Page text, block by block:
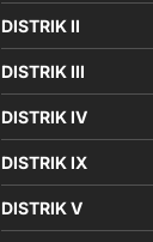
DISTRIK II
DISTRIK III
DISTRIK IV
DISTRIK IX
DISTRIK V